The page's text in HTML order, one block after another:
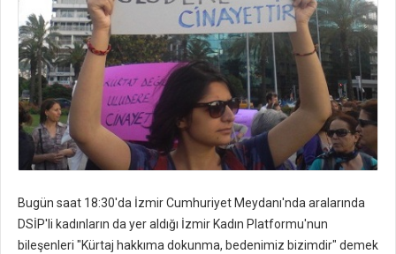
Bugün saat 18:30'da İzmir Cumhuriyet Meydanı'nda aralarında
DSİP'li kadınların da yer aldığı İzmir Kadın Platformu'nun
bileşenleri "Kürtaj hakkıma dokunma, bedenimiz bizimdir" demek